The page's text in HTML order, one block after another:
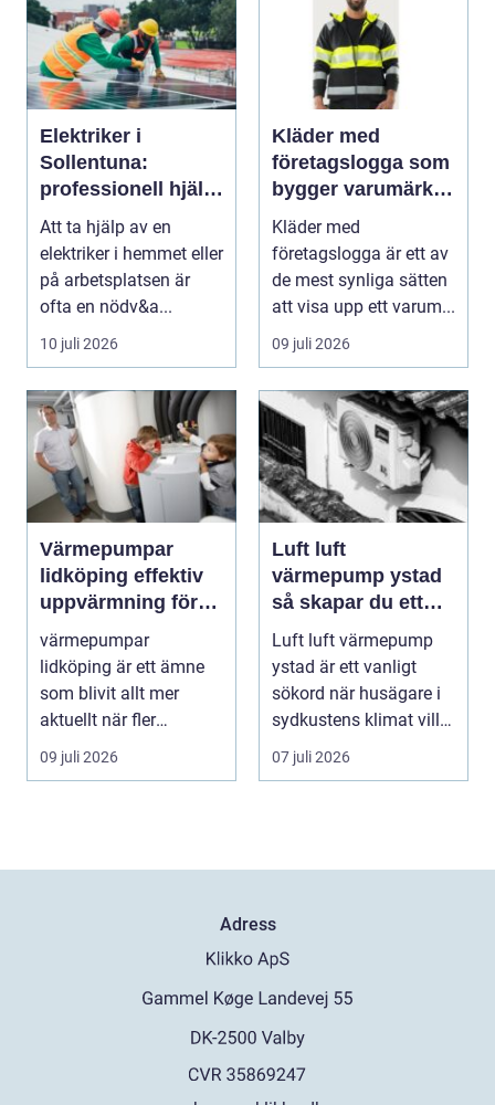
Elektriker i
Sollentuna:
professionell hjälp
när du behöver det
Att ta hjälp av en
elektriker i hemmet eller
på arbetsplatsen är
ofta en nödv&a...
10 juli 2026
Kläder med
företagslogga som
bygger varumärke i
vardagen
Kläder med
företagslogga är ett av
de mest synliga sätten
att visa upp ett varum...
09 juli 2026
Värmepumpar
lidköping effektiv
uppvärmning för
hus och fastigheter
värmepumpar
lidköping är ett ämne
som blivit allt mer
aktuellt när fler
fastighetsägare vill
kombine...
09 juli 2026
Luft luft
värmepump ystad
så skapar du ett
behagligt
inomhusklimat
Året om
Luft luft värmepump
ystad är ett vanligt
sökord när husägare i
sydkustens klimat vill
hitta ett smar...
07 juli 2026
Adress